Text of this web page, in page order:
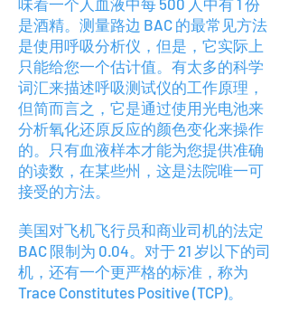
味着一个人血液中每 500 人中有 1 份
是酒精。测量路边 BAC 的最常见方法
是使用呼吸分析仪，但是，它实际上
只能给您一个估计值。有太多的科学
词汇来描述呼吸测试仪的工作原理，
但简而言之，它是通过使用光电池来
分析氧化还原反应的颜色变化来操作
的。只有血液样本才能为您提供准确
的读数，在某些州，这是法院唯一可
接受的方法。
美国对飞机飞行员和商业司机的法定
BAC 限制为 0.04。对于 21 岁以下的司
机，还有一个更严格的标准，称为
Trace Constitutes Positive (TCP)。